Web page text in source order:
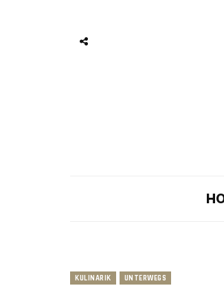
KULINARIK UNTERWEGS